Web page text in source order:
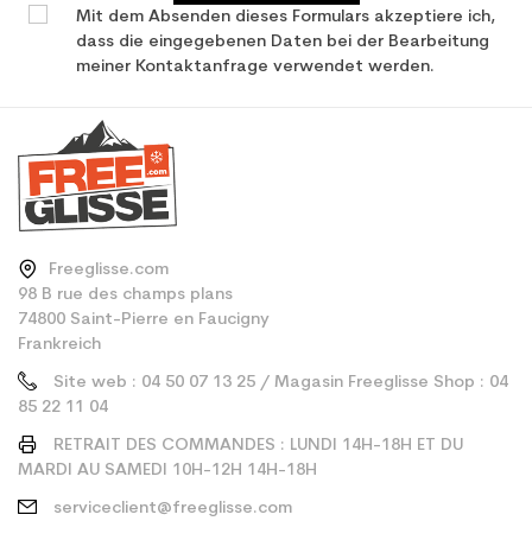
Mit dem Absenden dieses Formulars akzeptiere ich,
dass die eingegebenen Daten bei der Bearbeitung
meiner Kontaktanfrage verwendet werden.
Freeglisse.com
98 B rue des champs plans
74800 Saint-Pierre en Faucigny
Frankreich
Site web : 04 50 07 13 25 / Magasin Freeglisse Shop : 04
85 22 11 04
RETRAIT DES COMMANDES : LUNDI 14H-18H ET DU
MARDI AU SAMEDI 10H-12H 14H-18H
serviceclient@freeglisse.com